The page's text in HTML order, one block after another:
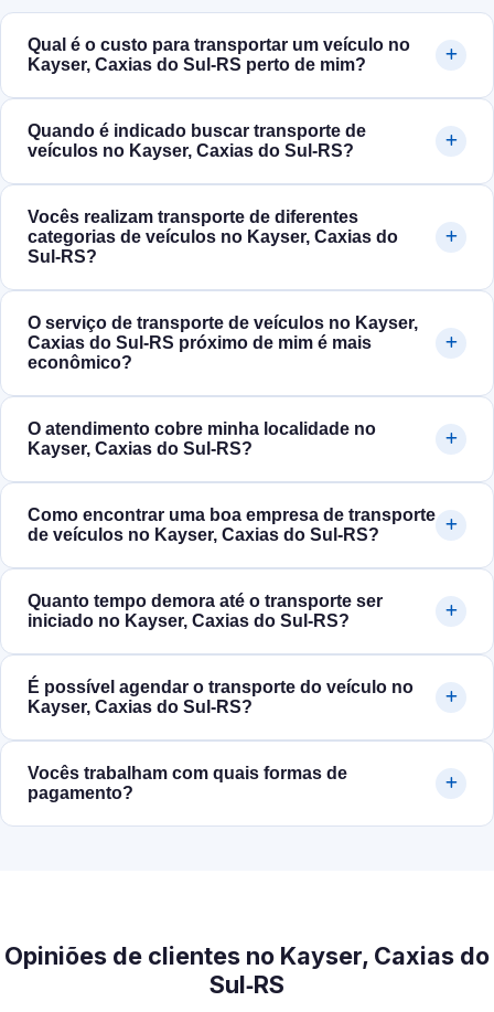
Qual é o custo para transportar um veículo no
Kayser, Caxias do Sul‑RS perto de mim?
Quando é indicado buscar transporte de
veículos no Kayser, Caxias do Sul‑RS?
Vocês realizam transporte de diferentes
categorias de veículos no Kayser, Caxias do
Sul‑RS?
O serviço de transporte de veículos no Kayser,
Caxias do Sul‑RS próximo de mim é mais
econômico?
O atendimento cobre minha localidade no
Kayser, Caxias do Sul‑RS?
Como encontrar uma boa empresa de transporte
de veículos no Kayser, Caxias do Sul‑RS?
Quanto tempo demora até o transporte ser
iniciado no Kayser, Caxias do Sul‑RS?
É possível agendar o transporte do veículo no
Kayser, Caxias do Sul‑RS?
Vocês trabalham com quais formas de
pagamento?
Opiniões de clientes no Kayser, Caxias do
Sul‑RS